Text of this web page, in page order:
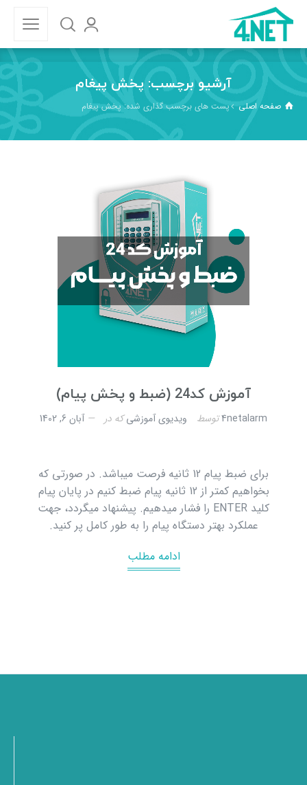
آرشیو برچسب: پخش پیغام
صفحه اصلی پست های برچسب گذاری شده: پخش پیغام
آموزش کد24 (ضبط و پخش پیام)
4netalarmتوسط ویدیوی آموزشیکه در آبان 6, 1402
برای ضبط پیام 12 ثانیه فرصت میباشد. در صورتی که
بخواهیم کمتر از 12 ثانیه پیام ضبط کنیم در پایان پیام
کلید ENTER را فشار میدهیم. پیشنهاد میگردد، جهت
عملکرد بهتر دستگاه پیام را به طور کامل پر کنید.
ادامه مطلب